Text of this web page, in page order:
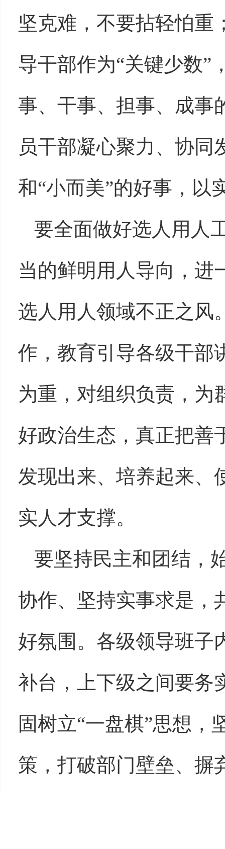
坚克难，不要拈轻怕重
导干部作为“关键少数”
事、干事、担事、成事
员干部凝心聚力、协同
和“小而美”的好事，以
要全面做好选人用人
当的鲜明用人导向，进
选人用人领域不正之风
作，教育引导各级干部
为重，对组织负责，为
好政治生态，真正把善
发现出来、培养起来、
实人才支撑。
要坚持民主和团结，
协作、坚持实事求是，
好氛围。各级领导班子
补台，上下级之间要务
固树立“一盘棋”思想，
策，打破部门壁垒、摒